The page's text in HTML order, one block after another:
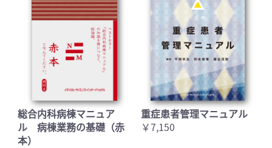
総合内科病棟マニュア
ル 病棟業務の基礎（赤
本）
重症患者管理マニュアル
￥7,150